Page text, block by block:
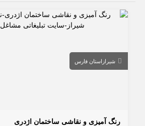
شیراز استان فارس
رنگ آمیزی و نقاشی ساختمان اژدری